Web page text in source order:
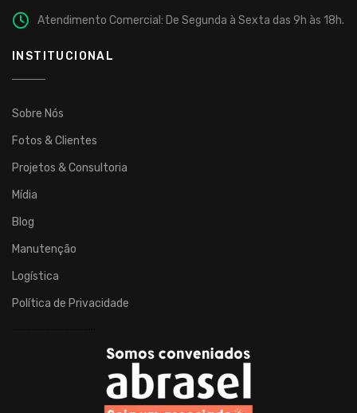
Atendimento Comercial: De Segunda à Sexta das 9h às 18h.
INSTITUCIONAL
Sobre Nós
Fotos & Clientes
Projetos & Consultoria
Mídia
Blog
Manutenção
Logística
Política de Privacidade